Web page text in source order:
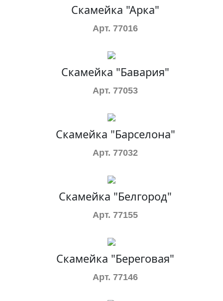
Скамейка "Арка"
Арт. 77016
Скамейка "Бавария"
Арт. 77053
Скамейка "Барселона"
Арт. 77032
Скамейка "Белгород"
Арт. 77155
Скамейка "Береговая"
Арт. 77146